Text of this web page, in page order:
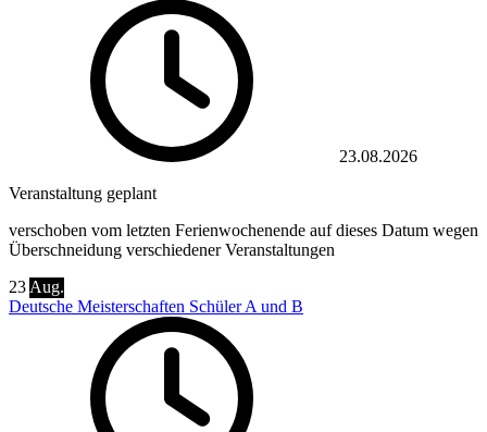
23.08.2026
Veranstaltung geplant
verschoben vom letzten Ferienwochenende auf dieses Datum wegen
Überschneidung verschiedener Veranstaltungen
23 Aug.
Deutsche Meisterschaften Schüler A und B